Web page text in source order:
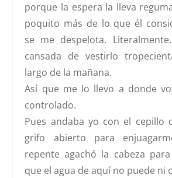
porque la espera la lleva
poquito más de lo que él
se me despelota.
cansada de vestirlo
largo de la mañana.
Así que me lo llevo a donde
controlado.
Pues andaba yo con el cepillo
grifo abierto para
repente agachó la cabeza para
que el agua de aquí no puede ni